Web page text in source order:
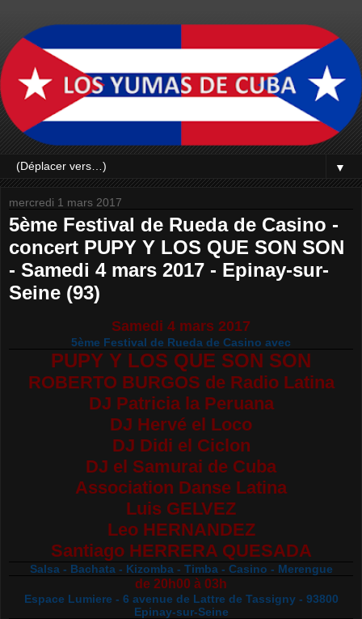
▼
mercredi 1 mars 2017
5ème Festival de Rueda de Casino -
concert PUPY Y LOS QUE SON SON
- Samedi 4 mars 2017 - Epinay-sur-
Seine (93)
Samedi 4 mars 2017
5ème Festival de Rueda de Casino avec
PUPY Y LOS QUE SON SON
ROBERTO BURGOS de Radio Latina
DJ Patricia la Peruana
DJ Hervé el Loco
DJ Didi el Ciclon
DJ el Samurai de Cuba
Association Danse Latina
Luis GELVEZ
Leo HERNANDEZ
Santiago HERRERA QUESADA
Salsa - Bachata - Kizomba - Timba - Casino - Merengue
de 20h00 à 03h
Espace Lumiere - 6 avenue de Lattre de Tassigny - 93800
Epinay-sur-Seine